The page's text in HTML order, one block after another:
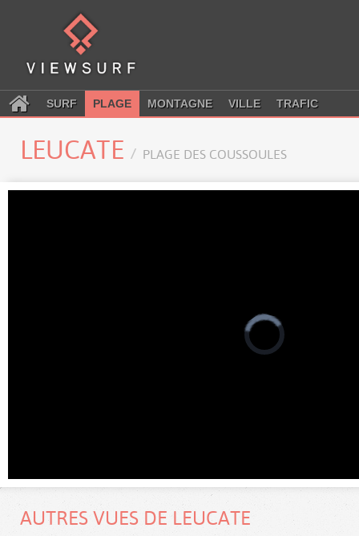
SURF PLAGE MONTAGNE VILLE TRAFIC
LEUCATE PLAGE DES COUSSOULES
AUTRES VUES DE LEUCATE